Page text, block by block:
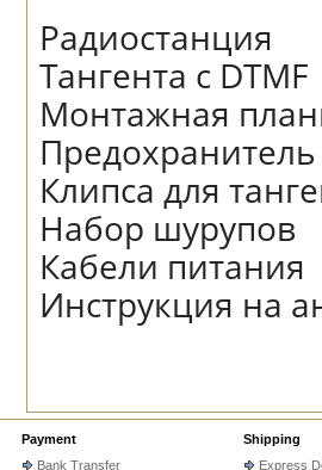
Радиостанция
Тангента с DTMF
Монтажная
Предохранитель
Клипса для
Набор шурупов
Кабели питания
Инструкция на
Payment
Bank Transfer
Shipping
Express